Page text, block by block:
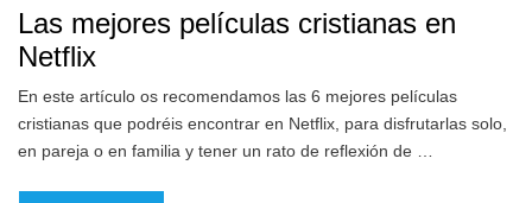
Las mejores películas cristianas en
Netflix
En este artículo os recomendamos las 6 mejores películas
cristianas que podréis encontrar en Netflix, para disfrutarlas solo,
en pareja o en familia y tener un rato de reflexión de …